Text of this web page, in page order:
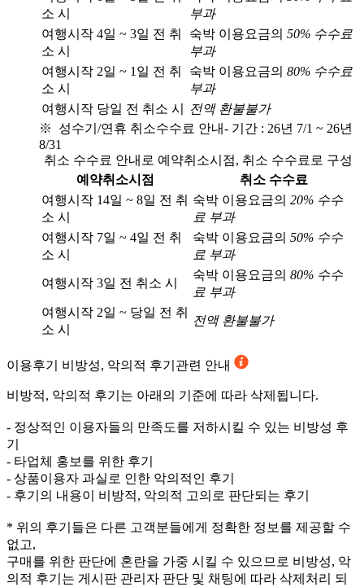
소 시
부과
여행시작 4일 ~ 3일 전 취
소 시
숙박 이용요금의 50% 수수료
부과
여행시작 2일 ~ 1일 전 취
소 시
숙박 이용요금의 80% 수수료
부과
여행시작 당일 전 취소 시
전액 환불불가
※ 성수기/연휴 취소수수료 안내- 기간 : 26년 7/1 ~ 26년
8/31
취소 수수료 안내로 예약취소시점, 취소 수수료로 구성
예약취소시점
취소 수수료
여행시작 14일 ~ 8일 전 취
소 시
숙박 이용요금의 20% 수수
료 부과
여행시작 7일 ~ 4일 전 취
소 시
숙박 이용요금의 50% 수수
료 부과
여행시작 3일 전 취소 시
숙박 이용요금의 80% 수수
료 부과
여행시작 2일 ~ 당일 전 취
소 시
전액 환불불가
이용후기 비방성, 악의적 후기관련 안내
비방적, 악의적 후기는 아래의 기준에 따라 삭제됩니다.
- 정상적인 이용자들의 만족도를 저하시킬 수 있는 비방성 후
기
- 타업체 홍보를 위한 후기
- 상품이용자 과실로 인한 악의적인 후기
- 후기의 내용이 비방적, 악의적 고의로 판단되는 후기
* 위의 후기들은 다른 고객분들에게 정확한 정보를 제공할 수
없고,
구매를 위한 판단에 혼란을 가중 시킬 수 있으므로 비방성, 악
의적 후기는 게시판 관리자 판단 및 채팅에 따라 삭제처리 되